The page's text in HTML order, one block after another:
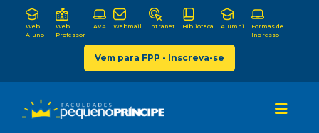
Web
Aluno
Web
Professor
AVA Webmail Intranet Biblioteca Alumni
Formas de
Ingresso
Vem para FPP - Inscreva-se